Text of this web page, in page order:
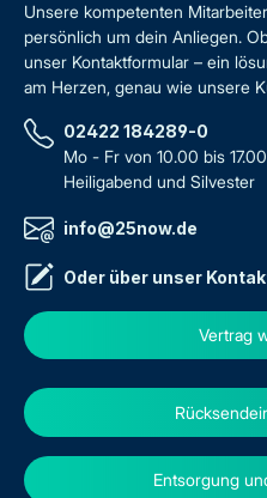
Unsere kompetenten
persönlich um dein Anliegen.
unser Kontaktformular – ein
am Herzen, genau wie unsere
02422 184289-0
Mo - Fr von 10.00 bis
Heiligabend und Silvester
info@25now.de
Oder über unser
Vertrag
Entsorgung